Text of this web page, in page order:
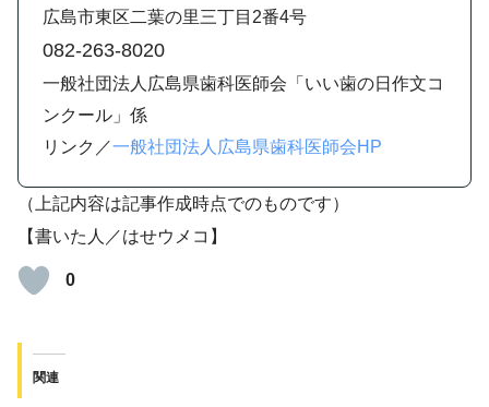
広島市東区二葉の里三丁目2番4号
082-263-8020
一般社団法人広島県歯科医師会「いい歯の日作文コ
ンクール」係
リンク／一般社団法人広島県歯科医師会HP
（上記内容は記事作成時点でのものです）
【書いた人／はせウメコ】
0
関連